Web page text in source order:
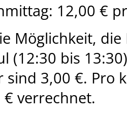
12,00 €
Möglichkeit,
(12:30 bis
sind 3,00 €. Pro
verrechnet.